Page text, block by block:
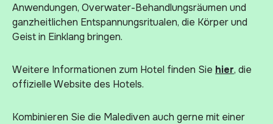
Anwendungen, Overwater-Behandlungsräumen und
ganzheitlichen Entspannungsritualen, die Körper und
Geist in Einklang bringen.
Weitere Informationen zum Hotel finden Sie hier, die
offizielle Website des Hotels.
Kombinieren Sie die Malediven auch gerne mit einer